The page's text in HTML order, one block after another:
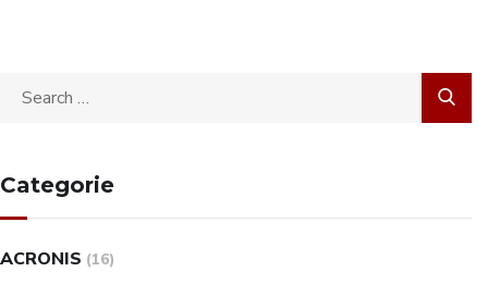
Categorie
ACRONIS (16)